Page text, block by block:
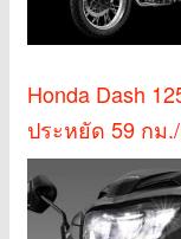
Honda Dash
ประหยัด 59 กม